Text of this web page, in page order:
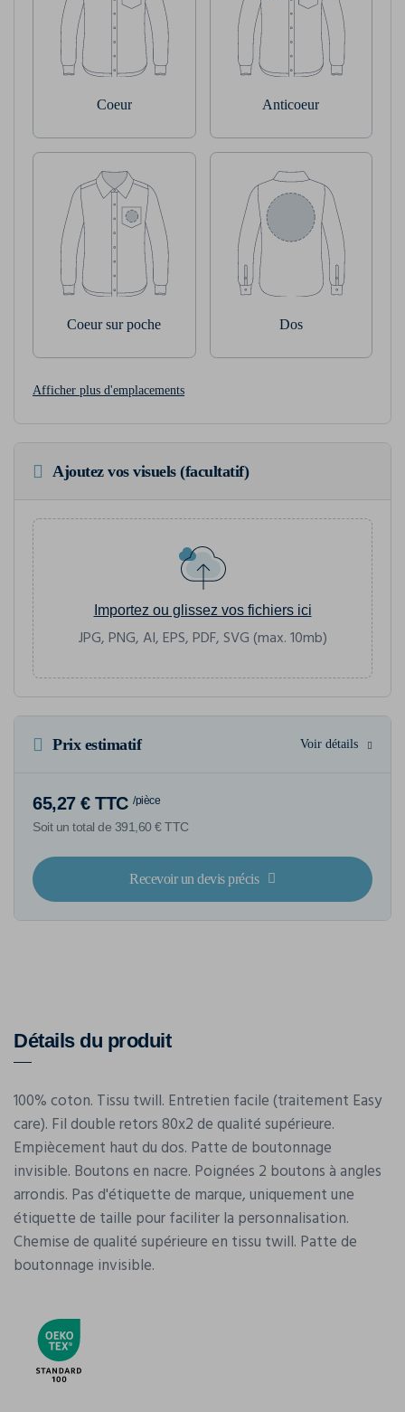
Coeur Anticoeur
Coeur sur poche Dos
Afficher plus d'emplacements
Ajoutez vos visuels (facultatif)
Importez ou glissez vos fichiers ici
JPG, PNG, AI, EPS, PDF, SVG (max. 10mb)
Prix estimatif Voir détails
65,27 € TTC /pièce
Soit un total de 391,60 € TTC
Recevoir un devis précis
Détails du produit
100% coton. Tissu twill. Entretien facile (traitement Easy
care). Fil double retors 80x2 de qualité supérieure.
Empiècement haut du dos. Patte de boutonnage
invisible. Boutons en nacre. Poignées 2 boutons à angles
arrondis. Pas d'étiquette de marque, uniquement une
étiquette de taille pour faciliter la personnalisation.
Chemise de qualité supérieure en tissu twill. Patte de
boutonnage invisible.